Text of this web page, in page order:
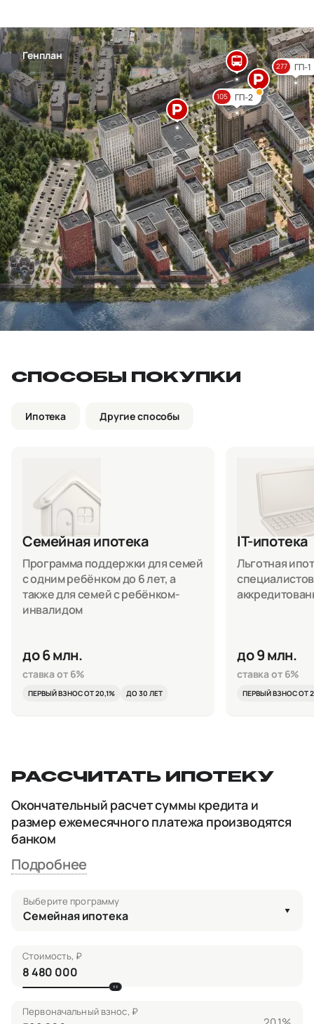
Генплан
277 ГП-1
105 ГП-2
СПОСОБЫ ПОКУПКИ
Ипотека Другие способы
Семейная ипотека
Программа поддержки для семей
с одним ребёнком до 6 лет, а
также для семей с ребёнком-
инвалидом
до 6 млн.
ставка от 6%
ПЕРВЫЙ ВЗНОС ОТ 20,1% ДО 30 ЛЕТ
IT-ипотека
Льготная
до 9 млн.
ставка от 6%
ПЕРВЫЙ ВЗНОС ОТ
РАССЧИТАТЬ ИПОТЕКУ
Окончательный расчет суммы кредита и
размер ежемесячного платежа производятся
банком
Подробнее
Выберите программу
Семейная ипотека
Стоимость, ₽
Первоначальный взнос, ₽